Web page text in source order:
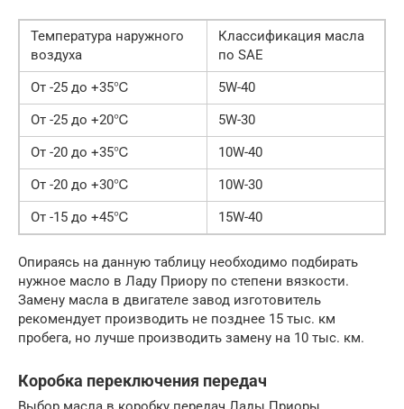
Температура наружного
воздуха
Классификация масла
по SAE
От -25 до +35℃
5W-40
От -25 до +20℃
5W-30
От -20 до +35℃
10W-40
От -20 до +30℃
10W-30
От -15 до +45℃
15W-40
Опираясь на данную таблицу необходимо подбирать
нужное масло в Ладу Приору по степени вязкости.
Замену масла в двигателе завод изготовитель
рекомендует производить не позднее 15 тыс. км
пробега, но лучше производить замену на 10 тыс. км.
Коробка переключения передач